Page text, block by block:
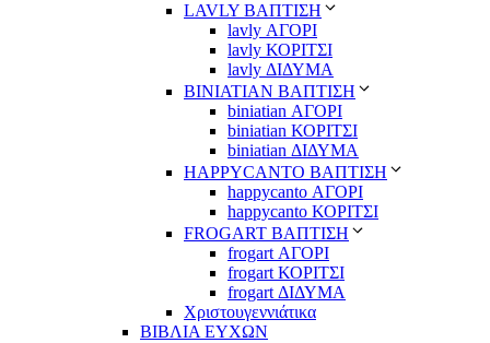
LAVLY ΒΑΠΤΙΣΗ
lavly ΑΓΟΡΙ
lavly ΚΟΡΙΤΣΙ
lavly ΔΙΔΥΜΑ
ΒΙΝΙΑΤΙΑΝ ΒΑΠΤΙΣΗ
biniatian ΑΓΟΡΙ
biniatian ΚΟΡΙΤΣΙ
biniatian ΔΙΔΥΜΑ
HAPPYCANTO ΒΑΠΤΙΣΗ
happycanto ΑΓΟΡΙ
happycanto ΚΟΡΙΤΣΙ
FROGART ΒΑΠΤΙΣΗ
frogart ΑΓΟΡΙ
frogart ΚΟΡΙΤΣΙ
frogart ΔΙΔΥΜΑ
Χριστουγεννιάτικα
ΒΙΒΛΙΑ ΕΥΧΩΝ